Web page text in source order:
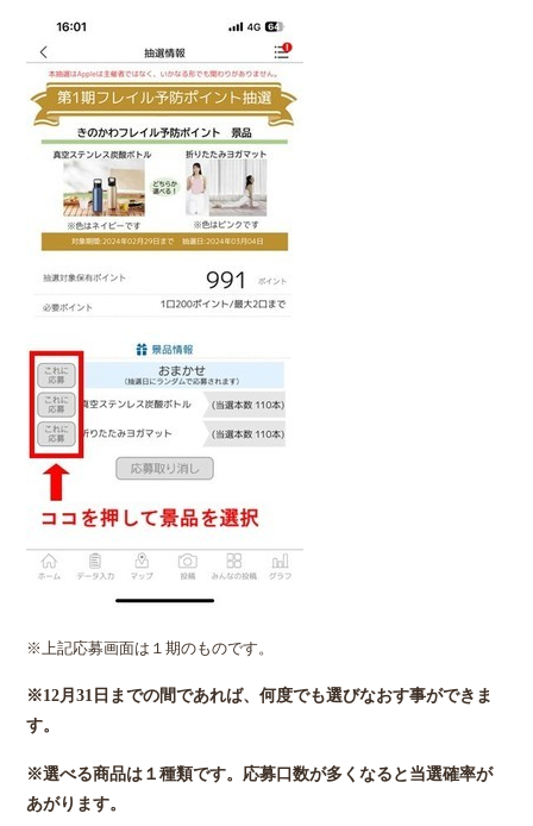
※上記応募画面は１期のものです。
※12月31日までの間であれば、何度でも選びなおす事ができま
す。
※選べる商品は１種類です。応募口数が多くなると当選確率が
あがります。